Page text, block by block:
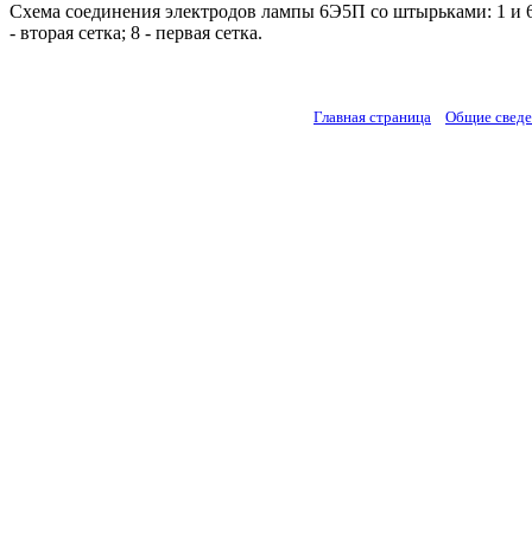
Схема соединения электродов лампы 6Э5П со штырьками: 1 и
- вторая сетка; 8 - первая сетка.
Главная страница Общие